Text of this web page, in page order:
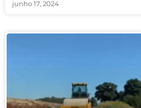
junho 17, 2024